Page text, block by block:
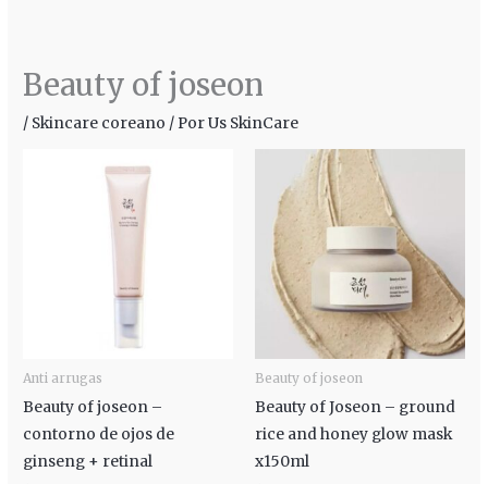
Beauty of joseon
/ Skincare coreano / PorUs SkinCare
Anti arrugas
Beauty of joseon –
contorno de ojos de
ginseng + retinal
Beauty of joseon
Beauty of Joseon – ground
rice and honey glow mask
x150ml